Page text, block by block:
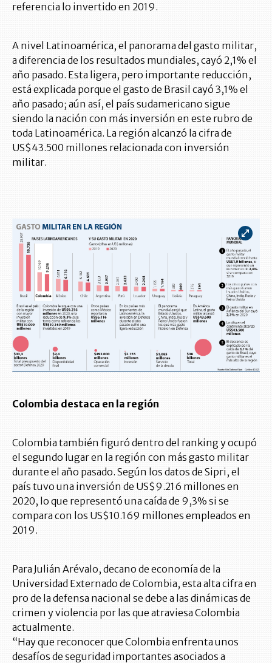
referencia lo invertido en 2019.
A nivel Latinoamérica, el panorama del gasto militar,
a diferencia de los resultados mundiales, cayó 2,1% el
año pasado. Esta ligera, pero importante reducción,
está explicada porque el gasto de Brasil cayó 3,1% el
año pasado; aún así, el país sudamericano sigue
siendo la nación con más inversión en este rubro de
toda Latinoamérica. La región alcanzó la cifra de
US$43.500 millones relacionada con inversión
militar.
Colombia destaca en la región
Colombia también figuró dentro del ranking y ocupó
el segundo lugar en la región con más gasto militar
durante el año pasado. Según los datos de Sipri, el
país tuvo una inversión de US$9.216 millones en
2020, lo que representó una caída de 9,3% si se
compara con los US$10.169 millones empleados en
2019.
Para Julián Arévalo, decano de economía de la
Universidad Externado de Colombia, esta alta cifra en
pro de la defensa nacional se debe a las dinámicas de
crimen y violencia por las que atraviesa Colombia
actualmente.
“Hay que reconocer que Colombia enfrenta unos
desafíos de seguridad importantes asociados a